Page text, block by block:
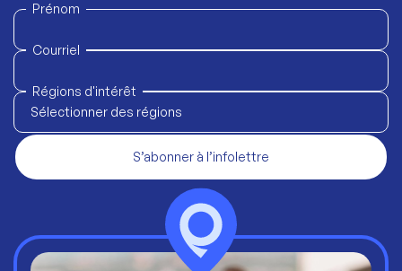
Prénom
Courriel
Régions d'intérêt
Sélectionner des régions
S’abonner à l’infolettre